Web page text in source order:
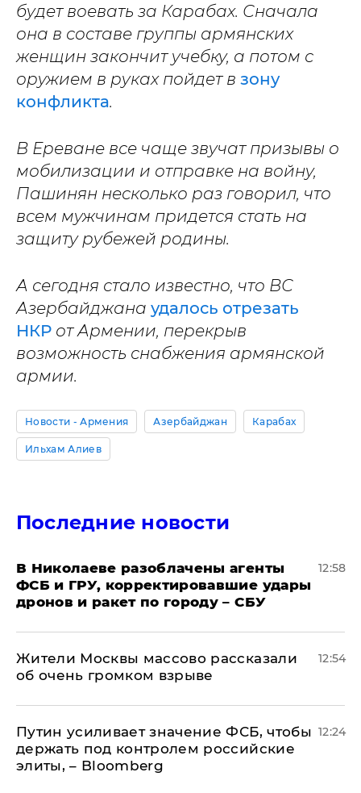
будет воевать за Карабах. Сначала
она в составе группы армянских
женщин закончит учебку, а потом с
оружием в руках пойдет в зону
конфликта.
В Ереване все чаще звучат призывы о
мобилизации и отправке на войну,
Пашинян несколько раз говорил, что
всем мужчинам придется стать на
защиту рубежей родины.
А сегодня стало известно, что ВС
Азербайджана удалось отрезать
НКР от Армении, перекрыв
возможность снабжения армянской
армии.
Новости - Армения Азербайджан Карабах
Ильхам Алиев
Последние новости
В Николаеве разоблачены агенты
ФСБ и ГРУ, корректировавшие удары
дронов и ракет по городу – СБУ
12:58
Жители Москвы массово рассказали
об очень громком взрыве
12:54
Путин усиливает значение ФСБ, чтобы
держать под контролем российские
элиты, – Bloomberg
12:24